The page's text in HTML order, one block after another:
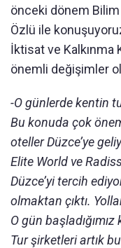
önceki dönem Bilim
Özlü ile
İktisat ve Kalkınma
önemli değişimler
-O günlerde kentin
Bu konuda çok
oteller Düzce’ye
Elite World ve
Düzce’yi tercih
olmaktan çıktı.
O gün
Tur şirketleri artık